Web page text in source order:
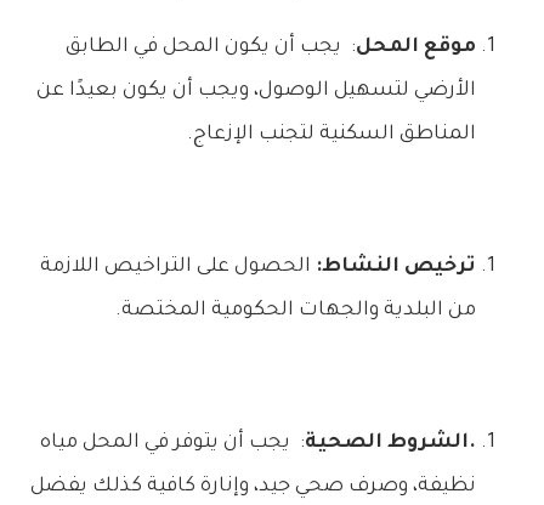
موقع المحل: يجب أن يكون المحل في الطابق
الأرضي لتسهيل الوصول، ويجب أن يكون بعيدًا عن
المناطق السكنية لتجنب الإزعاج.
ترخيص النشاط: الحصول على التراخيص اللازمة
من البلدية والجهات الحكومية المختصة.
.الشروط الصحية: يجب أن يتوفر في المحل مياه
نظيفة، وصرف صحي جيد، وإنارة كافية كذلك يفضل